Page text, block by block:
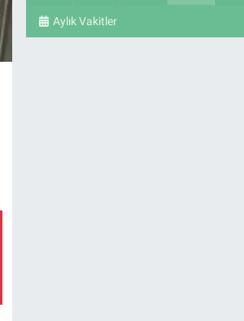
Aylık Vakitler